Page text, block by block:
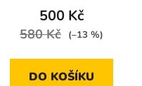
500 Kč
580 Kč (–13 %)
DO KOŠÍKU